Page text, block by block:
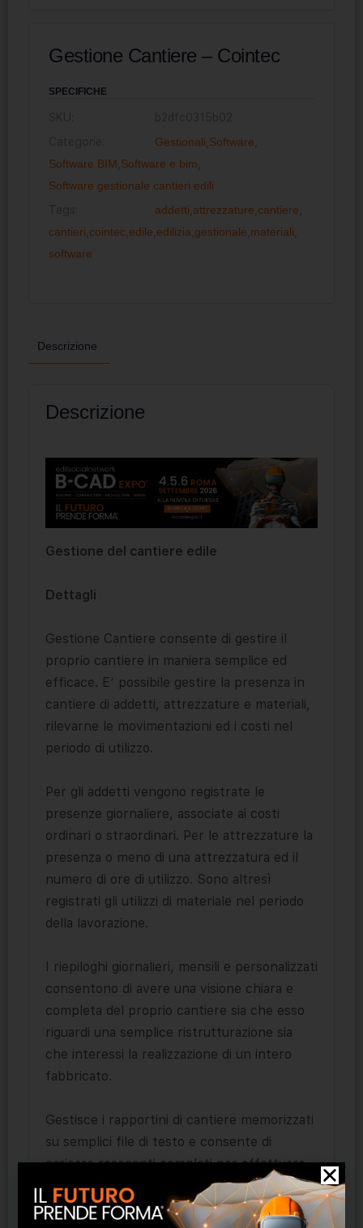
Gestione Cantiere – Cointec
SPECIFICHE
Gestionali Software
Software BIM Software e bim
Software gestionale cantieri edili
addetti attrezzature cantiere
cantieri cointec edile edilizia gestionale materiali
software
Descrizione
Descrizione
Gestione del cantiere edile
Dettagli
Gestione Cantiere consente di gestire il
proprio cantiere in maniera semplice ed
efficace. E’ possibile gestire la presenza in
cantiere di addetti, attrezzature e materiali,
rilevarne le movimentazioni ed i costi nel
periodo di utilizzo.
Per gli addetti vengono registrate le
presenze giornaliere, associate ai costi
ordinari o straordinari. Per le attrezzature la
presenza o meno di una attrezzatura ed il
numero di ore di utilizzo. Sono altresì
registrati gli utilizzi di materiale nel periodo
della lavorazione.
I riepiloghi giornalieri, mensili e personalizzati
consentono di avere una visione chiara e
completa del proprio cantiere sia che esso
riguardi una semplice ristrutturazione sia
che interessi la realizzazione di un intero
fabbricato.
Gestisce i rapportini di cantiere memorizzati
su semplici file di testo e consente di
caricare resoconti completi per effettuare
simulazioni.